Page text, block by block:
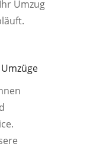
Umzug